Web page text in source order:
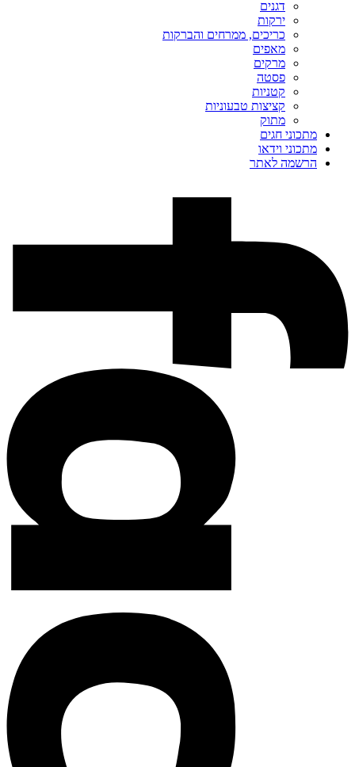
דגנים
ירקות
כריכים, ממרחים והברקות
מאפים
מרקים
פסטה
קטניות
קציצות טבעוניות
מתוק
מתכוני חגים
מתכוני וידאו
הרשמה לאתר